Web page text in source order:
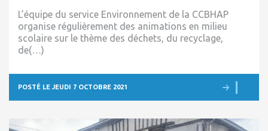
L’équipe du service Environnement de la CCBHAP
organise régulièrement des animations en milieu
scolaire sur le thème des déchets, du recyclage,
de(…)
POSTÉ LE JEUDI 7 OCTOBRE 2021